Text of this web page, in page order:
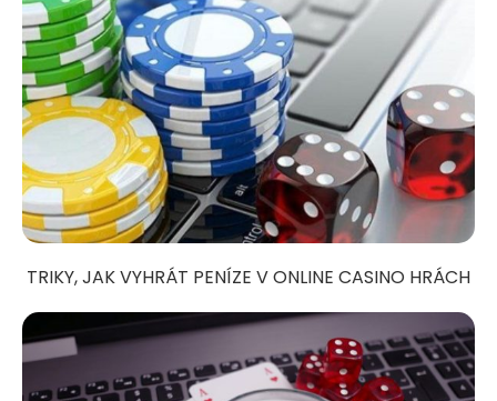
TRIKY, JAK VYHRÁT PENÍZE V ONLINE CASINO HRÁCH